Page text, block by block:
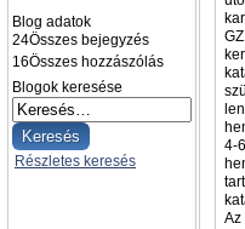
Blog adatok
24Összes bejegyzés
16Összes hozzászólás
Blogok keresése
Részletes keresés
4-
Az